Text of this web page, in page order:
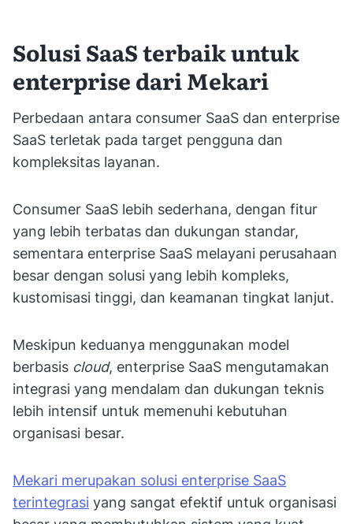
Solusi SaaS terbaik untuk
enterprise dari Mekari
Perbedaan antara consumer SaaS dan enterprise
SaaS terletak pada target pengguna dan
kompleksitas layanan.
Consumer SaaS lebih sederhana, dengan fitur
yang lebih terbatas dan dukungan standar,
sementara enterprise SaaS melayani perusahaan
besar dengan solusi yang lebih kompleks,
kustomisasi tinggi, dan keamanan tingkat lanjut.
Meskipun keduanya menggunakan model
berbasis cloud, enterprise SaaS mengutamakan
integrasi yang mendalam dan dukungan teknis
lebih intensif untuk memenuhi kebutuhan
organisasi besar.
Mekari merupakan solusi enterprise SaaS
terintegrasi yang sangat efektif untuk organisasi